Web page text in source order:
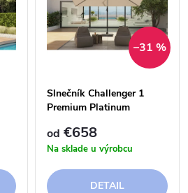
–31 %
Slnečník Challenger 1
Premium Platinum
od €658
Na sklade u výrobcu
DETAIL